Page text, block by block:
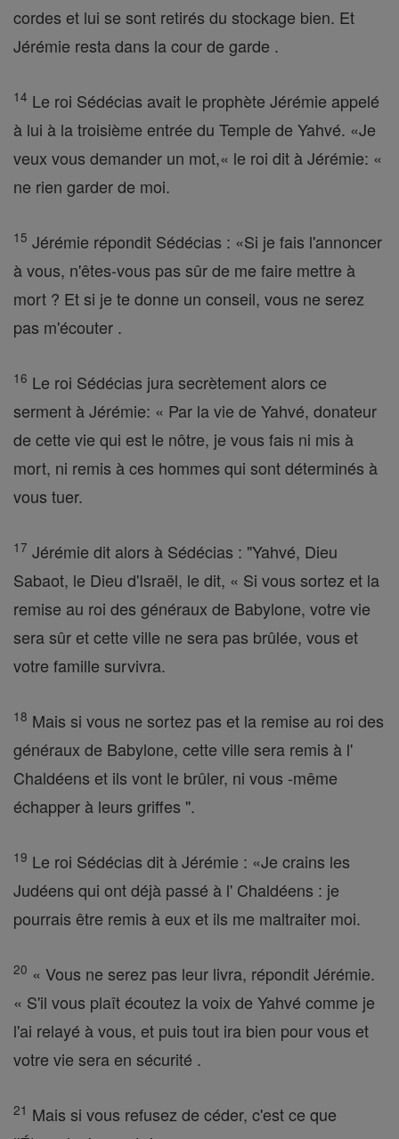
cordes et lui se sont retirés du stockage bien. Et
Jérémie resta dans la cour de garde .
14 Le roi Sédécias avait le prophète Jérémie appelé
à lui à la troisième entrée du Temple de Yahvé. «Je
veux vous demander un mot,« le roi dit à Jérémie: «
ne rien garder de moi.
15 Jérémie répondit Sédécias : «Si je fais l'annoncer
à vous, n'êtes-vous pas sûr de me faire mettre à
mort ? Et si je te donne un conseil, vous ne serez
pas m'écouter .
16 Le roi Sédécias jura secrètement alors ce
serment à Jérémie: « Par la vie de Yahvé, donateur
de cette vie qui est le nôtre, je vous fais ni mis à
mort, ni remis à ces hommes qui sont déterminés à
vous tuer.
17 Jérémie dit alors à Sédécias : "Yahvé, Dieu
Sabaot, le Dieu d'Israël, le dit, « Si vous sortez et la
remise au roi des généraux de Babylone, votre vie
sera sûr et cette ville ne sera pas brûlée, vous et
votre famille survivra.
18 Mais si vous ne sortez pas et la remise au roi des
généraux de Babylone, cette ville sera remis à l'
Chaldéens et ils vont le brûler, ni vous -même
échapper à leurs griffes ".
19 Le roi Sédécias dit à Jérémie : «Je crains les
Judéens qui ont déjà passé à l' Chaldéens : je
pourrais être remis à eux et ils me maltraiter moi.
20 « Vous ne serez pas leur livra, répondit Jérémie.
« S'il vous plaît écoutez la voix de Yahvé comme je
l'ai relayé à vous, et puis tout ira bien pour vous et
votre vie sera en sécurité .
21 Mais si vous refusez de céder, c'est ce que